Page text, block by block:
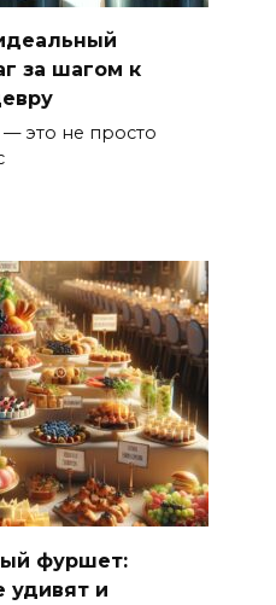
за шагом к
это не просто
фуршет:
удивят и